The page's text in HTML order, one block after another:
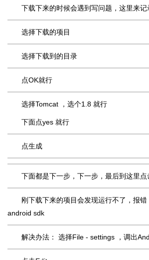
下载下来的时候会遇到写问题，这里来记
选择下载的项目
选择下载到的目录
点OK就行
选择Tomcat ，选个1.8 就行
下面点yes 就行
点生成
下面都是下一步，下一步，最后到这里
刚下载下来的项目会发现运行不了，报
android sdk
解决办法： 选择File - settings ，调出